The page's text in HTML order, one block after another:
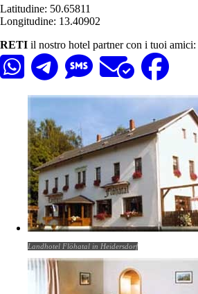
Latitudine: 50.65811
Longitudine: 13.40902
RETI il nostro hotel partner con i tuoi amici:
Landhotel Flöhatal in Heidersdorf